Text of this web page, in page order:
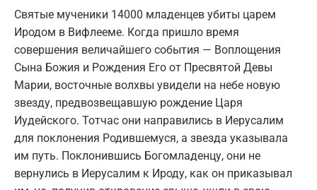
Святые мученики 14000 младенцев убиты царем
Иродом в Вифлееме. Когда пришло время
совершения величайшего события — Воплощения
Сына Божия и Рождения Его от Пресвятой Девы
Марии, восточные волхвы увидели на небе новую
звезду, предвозвещавшую рождение Царя
Иудейского. Тотчас они направились в Иерусалим
для поклонения Родившемуся, а звезда указывала
им путь. Поклонившись Богомладенцу, они не
вернулись в Иерусалим к Ироду, как он приказывал